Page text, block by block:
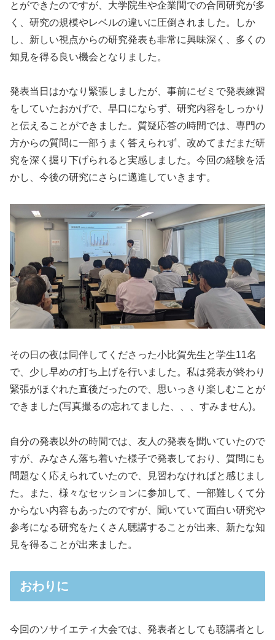
とができたのですが、大学院生や企業間での合同研究が多
く、研究の規模やレベルの違いに圧倒されました。しか
し、新しい視点からの研究発表も非常に興味深く、多くの
知見を得る良い機会となりました。
発表当日はかなり緊張しましたが、事前にゼミで発表練習
をしていたおかげで、早口にならず、研究内容をしっかり
と伝えることができました。質疑応答の時間では、専門の
方からの質問に一部うまく答えられず、改めてまだまだ研
究を深く掘り下げられると実感しました。今回の経験を活
かし、今後の研究にさらに邁進していきます。
その日の夜は同伴してくださった小比賀先生と学生11名
で、少し早めの打ち上げを行いました。私は発表が終わり
緊張がほぐれた直後だったので、思いっきり楽しむことが
できました(写真撮るの忘れてました、、、すみません)。
自分の発表以外の時間では、友人の発表を聞いていたので
すが、みなさん落ち着いた様子で発表しており、質問にも
問題なく応えられていたので、見習わなければと感じまし
た。また、様々なセッションに参加して、一部難しくて分
からない内容もあったのですが、聞いていて面白い研究や
参考になる研究をたくさん聴講することが出来、新たな知
見を得ることが出来ました。
おわりに
今回のソサイエティ大会では、発表者としても聴講者とし